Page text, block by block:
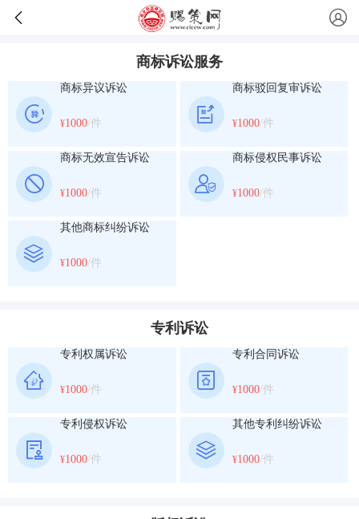
商标诉讼服务
商标异议诉讼
¥1000/件
商标驳回复审诉讼
¥1000/件
商标无效宣告诉讼
¥1000/件
商标侵权民事诉讼
¥1000/件
其他商标纠纷诉讼
¥1000/件
专利诉讼
专利权属诉讼
¥1000/件
专利合同诉讼
¥1000/件
专利侵权诉讼
¥1000/件
其他专利纠纷诉讼
¥1000/件